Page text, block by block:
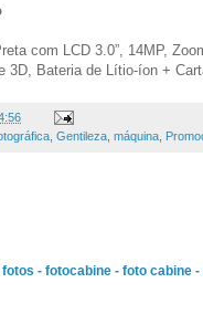
com LCD 3.0”, 14MP,
3D, Bateria de Lítio-íon +
Gentileza máquina
- fotocabine - foto cabine